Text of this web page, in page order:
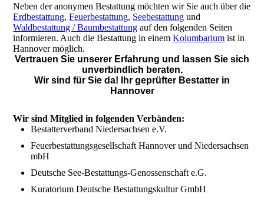
Neben der anonymen Bestattung möchten wir Sie auch über die
Erdbestattung,Feuerbestattung, Seebestattung und
Waldbestattung / Baumbestattung auf den folgenden Seiten
informieren. Auch die Bestattung in einemKolumbarium ist in
Hannover möglich.
Vertrauen Sie unserer Erfahrung und lassen Sie sich
unverbindlich beraten.
Wir sind für Sie da! Ihr geprüfter Bestatter in
Hannover
Wir sind Mitglied in folgenden Verbänden:
Bestatterverband Niedersachsen e.V.
Feuerbestattungsgesellschaft Hannover und Niedersachsen
mbH
Deutsche See-Bestattungs-Genossenschaft e.G.
Kuratorium Deutsche Bestattungskultur GmbH